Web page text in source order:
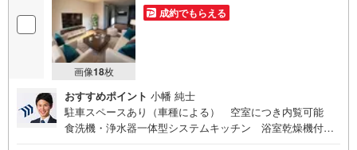
画像18枚
成約でもらえる
おすすめポイント 小幡 純士
駐車スペースあり（車種による） 空室につき内覧可能
食洗機・浄水器一体型システムキッチン 浴室乾燥機付き